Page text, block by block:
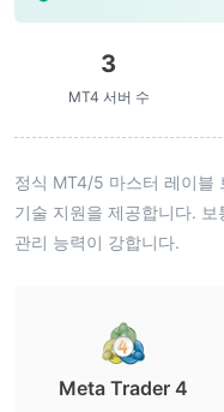
3
MT4 서버 수
정식 MT4/5 마스터 레이블
기술 지원을 제공합니다.
관리 능력이 강합니다.
Meta Trader 4